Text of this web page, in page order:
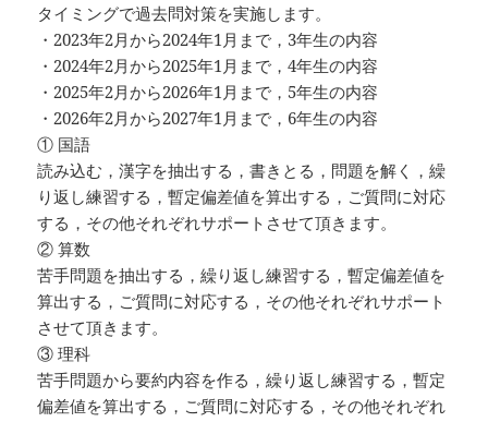
タイミングで過去問対策を実施します。
・2023年2月から2024年1月まで，3年生の内容
・2024年2月から2025年1月まで，4年生の内容
・2025年2月から2026年1月まで，5年生の内容
・2026年2月から2027年1月まで，6年生の内容
① 国語
読み込む，漢字を抽出する，書きとる，問題を解く，繰
り返し練習する，暫定偏差値を算出する，ご質問に対応
する，その他それぞれサポートさせて頂きます。
② 算数
苦手問題を抽出する，繰り返し練習する，暫定偏差値を
算出する，ご質問に対応する，その他それぞれサポート
させて頂きます。
③ 理科
苦手問題から要約内容を作る，繰り返し練習する，暫定
偏差値を算出する，ご質問に対応する，その他それぞれ